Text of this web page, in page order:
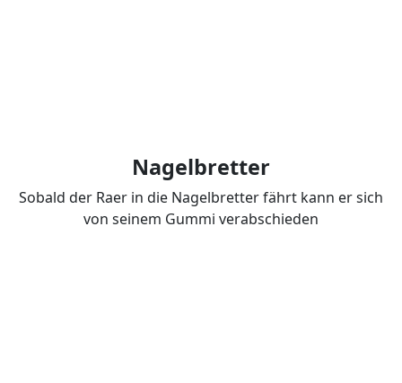
Nagelbretter
Sobald der Raer in die Nagelbretter fährt kann er sich
von seinem Gummi verabschieden